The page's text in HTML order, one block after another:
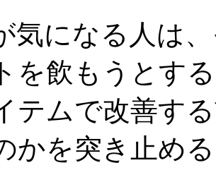
気になる人は
を飲もうとす
テムで改善す
かを突き止め